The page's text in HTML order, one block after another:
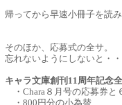
帰ってから早速小冊子を読
そのほか、応募式の全サ。
忘れないようにしないと・
キャラ文庫創刊11周年記念
・Chara８月号の応募券と
・800円分の小為替